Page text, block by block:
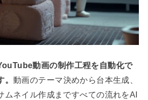
動画の制作工程を自動化で
。動画のテーマ決めから台本生成、
ムネイル作成まですべての流れをAI